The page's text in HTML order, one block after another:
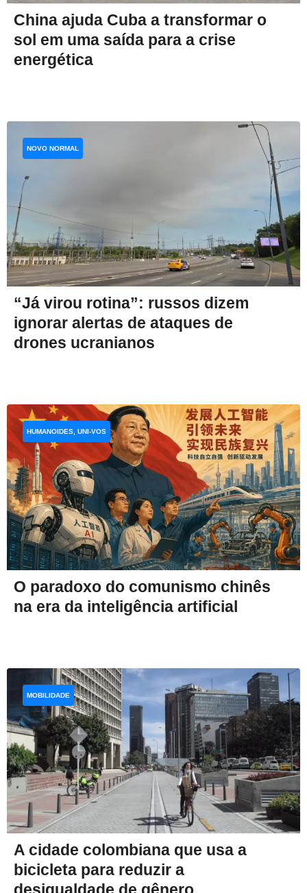
China ajuda Cuba a transformar o
sol em uma saída para a crise
energética
“Já virou rotina”: russos dizem
ignorar alertas de ataques de
drones ucranianos
NOVO NORMAL
O paradoxo do comunismo chinês
na era da inteligência artificial
HUMANOIDES, UNI-VOS
A cidade colombiana que usa a
bicicleta para reduzir a
MOBILIDADE